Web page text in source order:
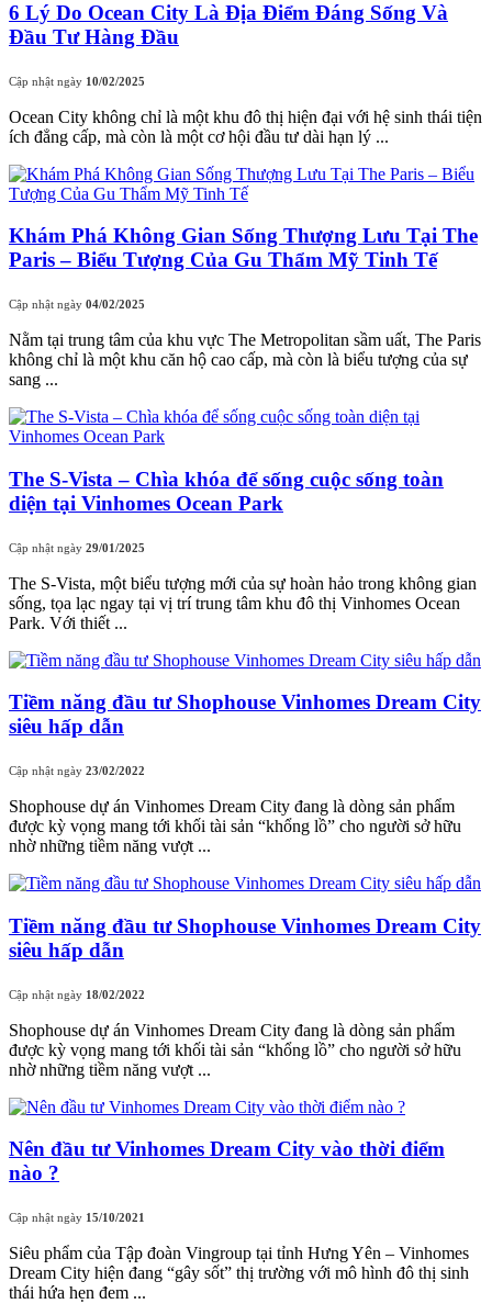
6 Lý Do Ocean City Là Địa Điểm Đáng Sống Và
Đầu Tư Hàng Đầu
Cập nhật ngày 10/02/2025
Ocean City không chỉ là một khu đô thị hiện đại với hệ sinh thái tiện
ích đẳng cấp, mà còn là một cơ hội đầu tư dài hạn lý ...
Khám Phá Không Gian Sống Thượng Lưu Tại The
Paris – Biểu Tượng Của Gu Thẩm Mỹ Tinh Tế
Cập nhật ngày 04/02/2025
Nằm tại trung tâm của khu vực The Metropolitan sầm uất, The Paris
không chỉ là một khu căn hộ cao cấp, mà còn là biểu tượng của sự
sang ...
The S-Vista – Chìa khóa để sống cuộc sống toàn
diện tại Vinhomes Ocean Park
Cập nhật ngày 29/01/2025
The S-Vista, một biểu tượng mới của sự hoàn hảo trong không gian
sống, tọa lạc ngay tại vị trí trung tâm khu đô thị Vinhomes Ocean
Park. Với thiết ...
Tiềm năng đầu tư Shophouse Vinhomes Dream City
siêu hấp dẫn
Cập nhật ngày 23/02/2022
Shophouse dự án Vinhomes Dream City đang là dòng sản phẩm
được kỳ vọng mang tới khối tài sản “khổng lồ” cho người sở hữu
nhờ những tiềm năng vượt ...
Tiềm năng đầu tư Shophouse Vinhomes Dream City
siêu hấp dẫn
Cập nhật ngày 18/02/2022
Shophouse dự án Vinhomes Dream City đang là dòng sản phẩm
được kỳ vọng mang tới khối tài sản “khổng lồ” cho người sở hữu
nhờ những tiềm năng vượt ...
Nên đầu tư Vinhomes Dream City vào thời điểm
nào ?
Cập nhật ngày 15/10/2021
Siêu phẩm của Tập đoàn Vingroup tại tỉnh Hưng Yên – Vinhomes
Dream City hiện đang “gây sốt” thị trường với mô hình đô thị sinh
thái hứa hẹn đem ...